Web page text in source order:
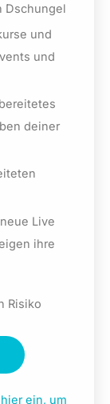
Dschungel
und
und
deiner
Live
ihre
Risiko
ein, um